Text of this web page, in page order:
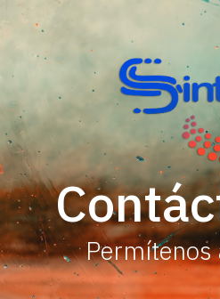
Permítenos